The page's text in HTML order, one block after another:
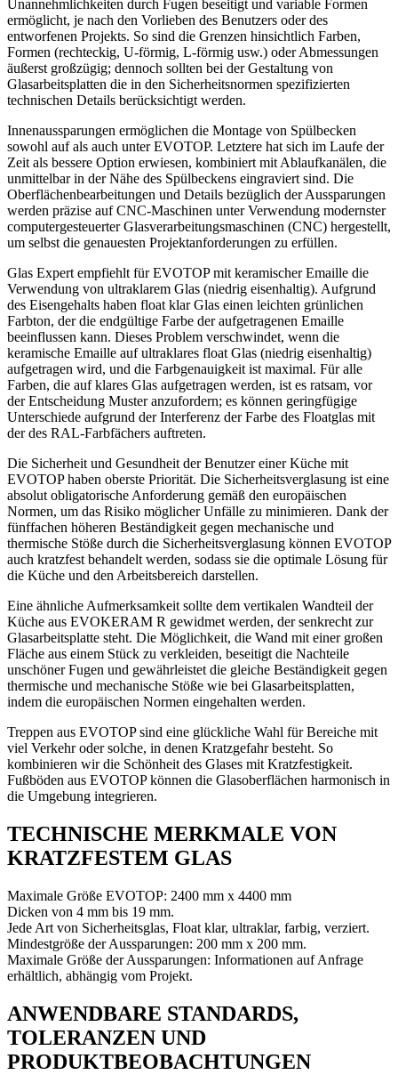
Unannehmlichkeiten durch Fugen beseitigt und variable Formen
ermöglicht, je nach den Vorlieben des Benutzers oder des
entworfenen Projekts. So sind die Grenzen hinsichtlich Farben,
Formen (rechteckig, U-förmig, L-förmig usw.) oder Abmessungen
äußerst großzügig; dennoch sollten bei der Gestaltung von
Glasarbeitsplatten die in den Sicherheitsnormen spezifizierten
technischen Details berücksichtigt werden.
Innenaussparungen ermöglichen die Montage von Spülbecken
sowohl auf als auch unter EVOTOP. Letztere hat sich im Laufe der
Zeit als bessere Option erwiesen, kombiniert mit Ablaufkanälen, die
unmittelbar in der Nähe des Spülbeckens eingraviert sind. Die
Oberflächenbearbeitungen und Details bezüglich der Aussparungen
werden präzise auf CNC-Maschinen unter Verwendung modernster
computergesteuerter Glasverarbeitungsmaschinen (CNC) hergestellt,
um selbst die genauesten Projektanforderungen zu erfüllen.
Glas Expert empfiehlt für EVOTOP mit keramischer Emaille die
Verwendung von ultraklarem Glas (niedrig eisenhaltig). Aufgrund
des Eisengehalts haben float klar Glas einen leichten grünlichen
Farbton, der die endgültige Farbe der aufgetragenen Emaille
beeinflussen kann. Dieses Problem verschwindet, wenn die
keramische Emaille auf ultraklares float Glas (niedrig eisenhaltig)
aufgetragen wird, und die Farbgenauigkeit ist maximal. Für alle
Farben, die auf klares Glas aufgetragen werden, ist es ratsam, vor
der Entscheidung Muster anzufordern; es können geringfügige
Unterschiede aufgrund der Interferenz der Farbe des Floatglas mit
der des RAL-Farbfächers auftreten.
Die Sicherheit und Gesundheit der Benutzer einer Küche mit
EVOTOP haben oberste Priorität. Die Sicherheitsverglasung ist eine
absolut obligatorische Anforderung gemäß den europäischen
Normen, um das Risiko möglicher Unfälle zu minimieren. Dank der
fünffachen höheren Beständigkeit gegen mechanische und
thermische Stöße durch die Sicherheitsverglasung können EVOTOP
auch kratzfest behandelt werden, sodass sie die optimale Lösung für
die Küche und den Arbeitsbereich darstellen.
Eine ähnliche Aufmerksamkeit sollte dem vertikalen Wandteil der
Küche aus EVOKERAM R gewidmet werden, der senkrecht zur
Glasarbeitsplatte steht. Die Möglichkeit, die Wand mit einer großen
Fläche aus einem Stück zu verkleiden, beseitigt die Nachteile
unschöner Fugen und gewährleistet die gleiche Beständigkeit gegen
thermische und mechanische Stöße wie bei Glasarbeitsplatten,
indem die europäischen Normen eingehalten werden.
Treppen aus EVOTOP sind eine glückliche Wahl für Bereiche mit
viel Verkehr oder solche, in denen Kratzgefahr besteht. So
kombinieren wir die Schönheit des Glases mit Kratzfestigkeit.
Fußböden aus EVOTOP können die Glasoberflächen harmonisch in
die Umgebung integrieren.
TECHNISCHE MERKMALE VON
KRATZFESTEM GLAS
Maximale Größe EVOTOP: 2400 mm x 4400 mm
Dicken von 4 mm bis 19 mm.
Jede Art von Sicherheitsglas, Float klar, ultraklar, farbig, verziert.
Mindestgröße der Aussparungen: 200 mm x 200 mm.
Maximale Größe der Aussparungen: Informationen auf Anfrage
erhältlich, abhängig vom Projekt.
ANWENDBARE STANDARDS,
TOLERANZEN UND
PRODUKTBEOBACHTUNGEN